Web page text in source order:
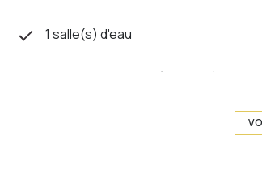
1 salle(s) d'eau
cuisine américaine (équipée)